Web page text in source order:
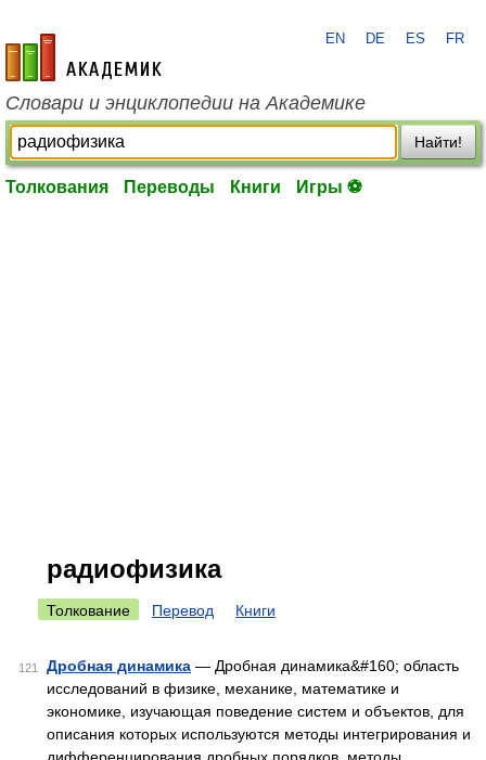
academic.ru
EN DE ES FR
Словари и энциклопедии на Академике
Найти!
Толкования Переводы Книги Игры ⚽
радиофизика
Толкование Перевод Книги
121 Дробная динамика — Дробная динамика&#160; область
исследований в физике, механике, математике и
экономике, изучающая поведение систем и объектов, для
описания которых используются методы интегрирования и